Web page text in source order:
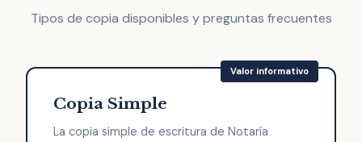
Tipos de copia disponibles y preguntas frecuentes
Copia Simple
La copia simple de escritura de Notaría